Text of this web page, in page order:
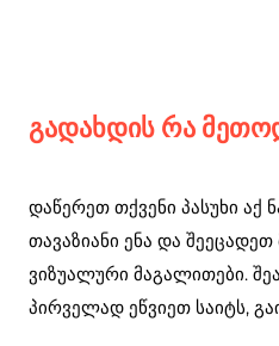
გადახდის რა
დაწერეთ თქვენი პასუხი
თავაზიანი ენა და
ვიზუალური მაგალითები.
პირველად ეწვიეთ საიტს,